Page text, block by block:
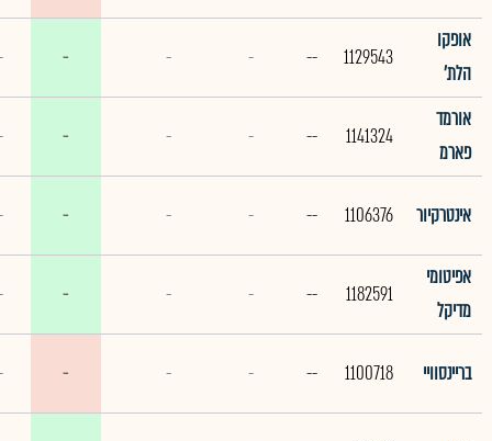
אופקו
הלת'
1129543
--
-
-
-
אורמד
פארמ
1141324
--
-
-
-
אינטרקיור 1106376
--
-
-
-
אפיטומי
מדיקל
1182591
--
-
-
-
בריינסוויי 1100718
--
-
-
-